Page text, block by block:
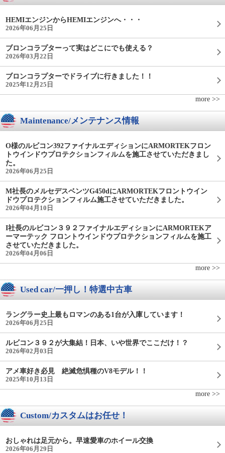
HEMIエンジンからHEMIエンジンへ・・・
2026年06月25日
ブロンコラプターって実はどこにでも使える？
2026年03月22日
ブロンコラプターでドライブに行きました！！
2025年12月25日
more >>
Maintenance/メンテナンス情報
O様のルビコン392ファイナルエディションにARMORTEKフロン
トウインドウプロテクションフィルムを施工させていただきまし
た。
2026年06月25日
M社長のメルセデスベンツG450dにARMORTEKフロントウイン
ドウプロテクションフィルム施工させていただきました。
2026年04月10日
I社長のルビコン３９２ファイナルエディションにARMORTEKア
ーマーテック フロントウインドウプロテクションフィルムを施工
させていただきました。
2026年04月06日
more >>
Used car/一押し！特選中古車
ラングラー史上最もロマンのある1台が入庫しています！
2026年06月25日
ルビコン３９２が大集結！日本、いや世界でここだけ！？
2026年02月03日
アメ車好き必見 絶滅危惧種のV8モデル！！
2025年10月13日
more >>
Custom/カスタムはお任せ！
おしゃれは足元から。早速愛車のホイール交換
2026年06月29日